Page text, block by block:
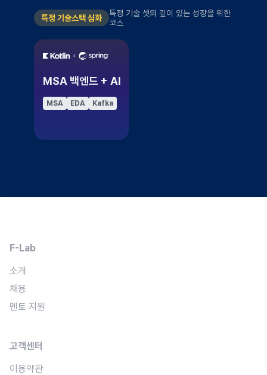
특정 기술스택 심화
특정 기술 셋의 깊이 있는 성장을 위한
코스
MSA 백엔드 + AI
MSA EDA Kafka
F-Lab
소개
채용
멘토 지원
고객센터
이용약관